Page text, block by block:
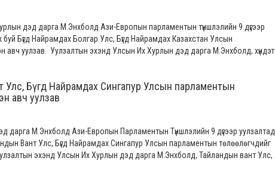
дэд дарга М.Энхболд Ази-Европын парламентын түншлэлийн 9 дүгээр
Бүгд Найрамдах Болгар Улс, Бүгд Найрамдах Казахстан Улсын
авч уулзав. Уулзалтын эхэнд Улсын Их Хурлын дэд дарга М.Энхболд, хүндэт
Улc, Бүгд Найрамдах Сингапур Улсын парламентын
авч уулзав
дарга М.Энхболд Ази-Европын Парламентын Түншлэлийн 9 дүгээр уулзалтад
Вант Улc, Бүгд Найрамдах Сингапур Улсын парламентын төлөөлөгчдийг
эхэнд Улсын Их Хурлын дэд дарга М.Энхболд, Тайландын вант Улс,